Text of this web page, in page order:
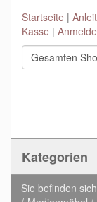
Startseite
Kasse
Kategorien
Sie befinden